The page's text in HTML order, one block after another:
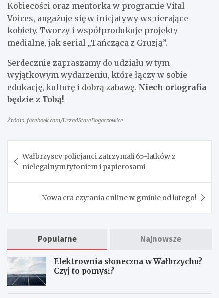
Kobiecości oraz mentorka w programie Vital
Voices, angażuje się w inicjatywy wspierające
kobiety. Tworzy i współprodukuje projekty
medialne, jak serial „Tańcząca z Gruzją”.
Serdecznie zapraszamy do udziału w tym
wyjątkowym wydarzeniu, które łączy w sobie
edukację, kulturę i dobrą zabawę. Niech ortografia
będzie z Tobą!
Źródło: facebook.com/UrzadStareBogaczowice
wpisu
Wałbrzyscy policjanci zatrzymali 65-latków z
nielegalnym tytoniem i papierosami
Nowa era czytania online w gminie od lutego!
Popularne Najnowsze
Elektrownia słoneczna w Wałbrzychu?
Czyj to pomysł?